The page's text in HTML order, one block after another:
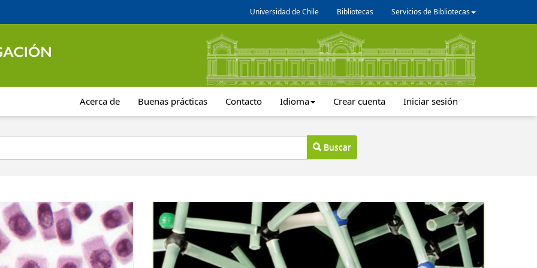
Universidad de Chile Bibliotecas Servicios de Bibliotecas
Acerca de Buenas prácticas Contacto Idioma Crear cuenta Iniciar sesión
Buscar